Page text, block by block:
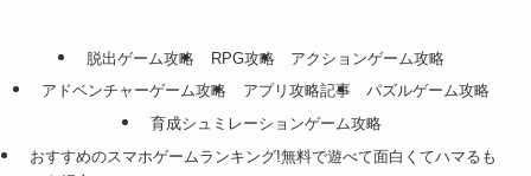
脱出ゲーム攻略 RPG攻略
アクションゲーム攻略
アドベンチャーゲーム攻略
アプリ攻略記事
パズルゲーム攻略
育成シュミレーションゲーム攻略
おすすめのスマホゲームランキング!無料で遊べて面白くてハマるも